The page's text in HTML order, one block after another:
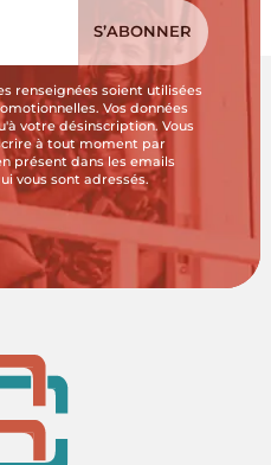
renseignées soient utilisées
Vos données
votre désinscription. Vous
à tout moment par
présent dans les emails
vous sont adressés.